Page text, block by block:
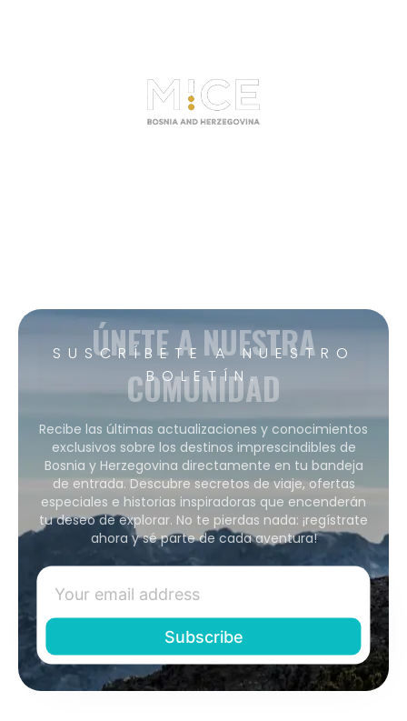
SUSCRÍBETE A NUESTRO
BOLETÍN.
ÚNETE A NUESTRA
COMUNIDAD
Recibe las últimas actualizaciones y conocimientos
exclusivos sobre los destinos imprescindibles de
Bosnia y Herzegovina directamente en tu bandeja
de entrada. Descubre secretos de viaje, ofertas
especiales e historias inspiradoras que encenderán
tu deseo de explorar. No te pierdas nada: ¡regístrate
ahora y sé parte de cada aventura!